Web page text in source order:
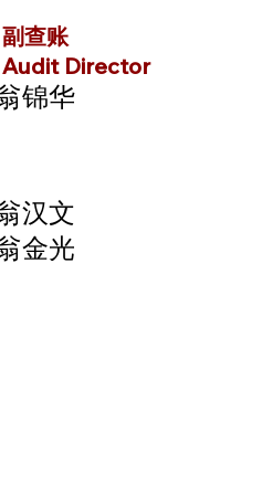
汉文
金光
副查账
Director
锦华